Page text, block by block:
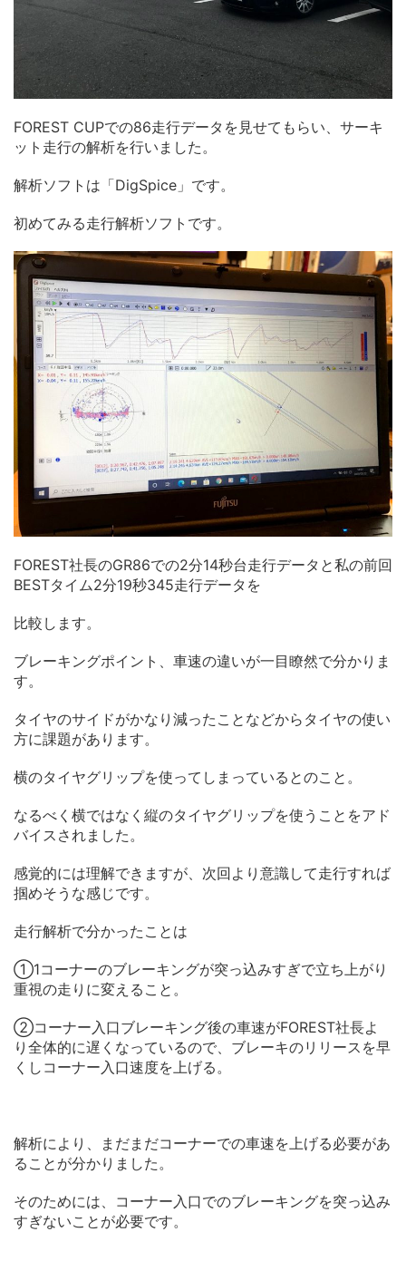
FOREST CUPでの86走行データを見せてもらい、サーキ
ット走行の解析を行いました。
解析ソフトは「DigSpice」です。
初めてみる走行解析ソフトです。
FOREST社長のGR86での2分14秒台走行データと私の前回
BESTタイム2分19秒345走行データを
比較します。
ブレーキングポイント、車速の違いが一目瞭然で分かりま
す。
タイヤのサイドがかなり減ったことなどからタイヤの使い
方に課題があります。
横のタイヤグリップを使ってしまっているとのこと。
なるべく横ではなく縦のタイヤグリップを使うことをアド
バイスされました。
感覚的には理解できますが、次回より意識して走行すれば
掴めそうな感じです。
走行解析で分かったことは
①1コーナーのブレーキングが突っ込みすぎで立ち上がり
重視の走りに変えること。
②コーナー入口ブレーキング後の車速がFOREST社長よ
り全体的に遅くなっているので、ブレーキのリリースを早
くしコーナー入口速度を上げる。
解析により、まだまだコーナーでの車速を上げる必要があ
ることが分かりました。
そのためには、コーナー入口でのブレーキングを突っ込み
すぎないことが必要です。